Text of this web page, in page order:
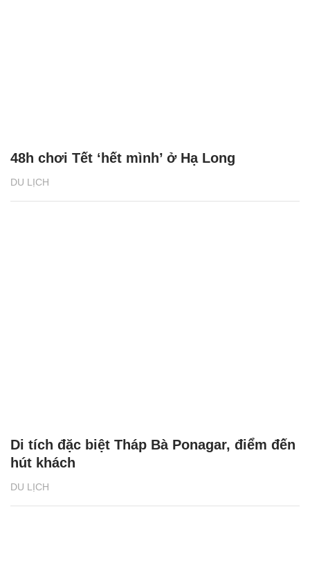
DU LỊCH
48h chơi Tết ‘hết mình’ ở Hạ Long
DU LỊCH
Di tích đặc biệt Tháp Bà Ponagar, điểm đến
hút khách